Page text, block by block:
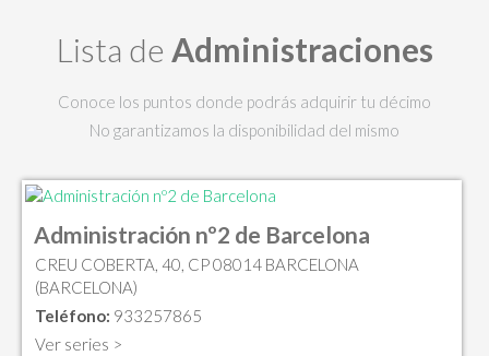
Lista de Administraciones
Conoce los puntos donde podrás adquirir tu décimo
No garantizamos la disponibilidad del mismo
Administración nº2 de Barcelona
CREU COBERTA, 40, CP 08014 BARCELONA
(BARCELONA)
Teléfono: 933257865
Ver series >